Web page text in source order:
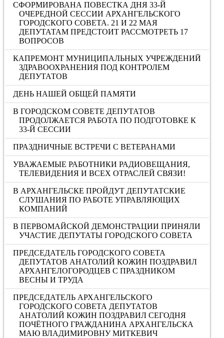
СФОРМИРОВАНА ПОВЕСТКА ДНЯ 33-Й
ОЧЕРЕДНОЙ СЕССИИ АРХАНГЕЛЬСКОГО
ГОРОДСКОГО СОВЕТА. 21 И 22 МАЯ
ДЕПУТАТАМ ПРЕДСТОИТ РАССМОТРЕТЬ 17
ВОПРОСОВ
КАПРЕМОНТ МУНИЦИПАЛЬНЫХ УЧРЕЖДЕНИЙ
ЗДРАВООХРАНЕНИЯ ПОД КОНТРОЛЕМ
ДЕПУТАТОВ
ДЕНЬ НАШЕЙ ОБЩЕЙ ПАМЯТИ
В ГОРОДСКОМ СОВЕТЕ ДЕПУТАТОВ
ПРОДОЛЖАЕТСЯ РАБОТА ПО ПОДГОТОВКЕ К
33-Й СЕССИИ
ПРАЗДНИЧНЫЕ ВСТРЕЧИ С ВЕТЕРАНАМИ
УВАЖАЕМЫЕ РАБОТНИКИ РАДИОВЕЩАНИЯ,
ТЕЛЕВИДЕНИЯ И ВСЕХ ОТРАСЛЕЙ СВЯЗИ!
В АРХАНГЕЛЬСКЕ ПРОЙДУТ ДЕПУТАТСКИЕ
СЛУШАНИЯ ПО РАБОТЕ УПРАВЛЯЮЩИХ
КОМПАНИЙ
В ПЕРВОМАЙСКОЙ ДЕМОНСТРАЦИИ ПРИНЯЛИ
УЧАСТИЕ ДЕПУТАТЫ ГОРОДСКОГО СОВЕТА
ПРЕДСЕДАТЕЛЬ ГОРОДСКОГО СОВЕТА
ДЕПУТАТОВ АНАТОЛИЙ КОЖИН ПОЗДРАВИЛ
АРХАНГЕЛОГОРОДЦЕВ С ПРАЗДНИКОМ
ВЕСНЫ И ТРУДА
ПРЕДСЕДАТЕЛЬ АРХАНГЕЛЬСКОГО
ГОРОДСКОГО СОВЕТА ДЕПУТАТОВ
АНАТОЛИЙ КОЖИН ПОЗДРАВИЛ СЕГОДНЯ
ПОЧЁТНОГО ГРАЖДАНИНА АРХАНГЕЛЬСКА
МАЮ ВЛАДИМИРОВНУ МИТКЕВИЧ